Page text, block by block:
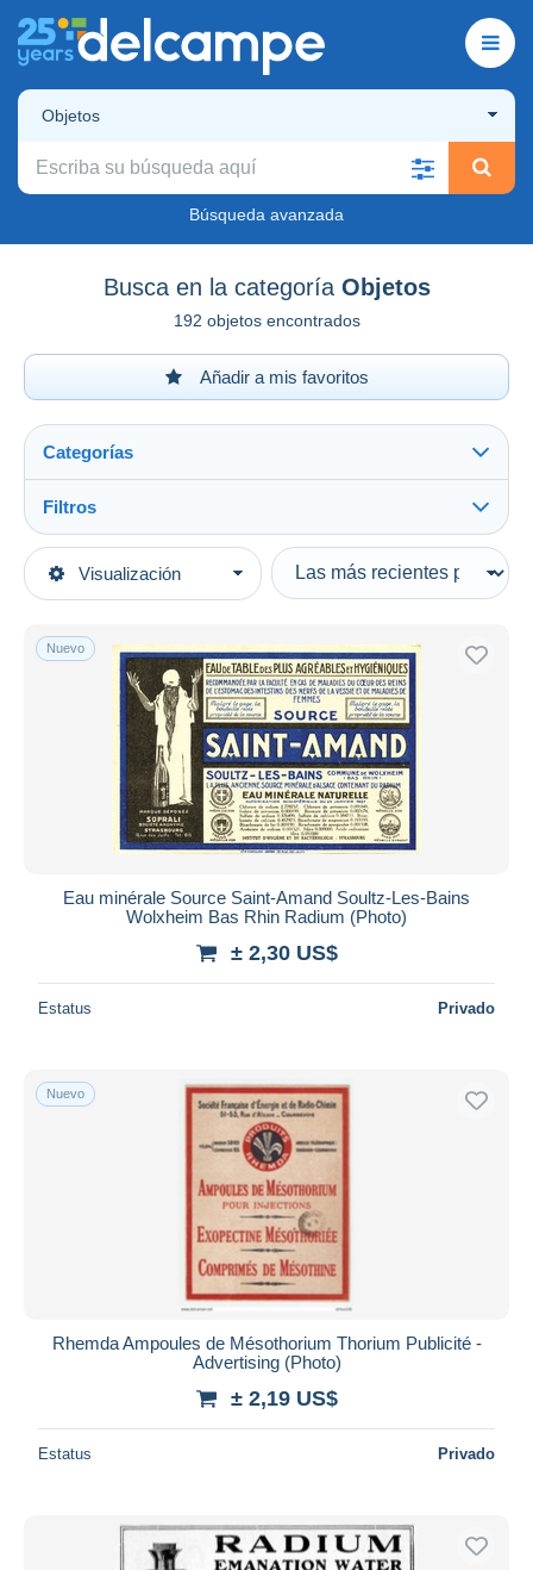
Objetos
Búsqueda avanzada
Busca en la categoría Objetos
192 objetos encontrados
Añadir a mis favoritos
Visualización
Categorías
Categorías principales
Fotos
Reproducciones
Filtros
Tipo de venta
Activas
Subasta con ofertas
Subastas sin pujas
Casa de subastas
Todas las duraciones
Cerrando dentro
Sólo con descuento
Envío gratis
Transferencia bancaria
Mastercard
Bancontact
iDeal
Maestro
Residencia del vendedor
Nuevo
Eau minérale Source Saint-Amand Soultz-Les-Bains
Wolxheim Bas Rhin Radium (Photo)
± 2,30 US$
Estatus Privado
Nuevo
Rhemda Ampoules de Mésothorium Thorium Publicité -
Advertising (Photo)
± 2,19 US$
Estatus Privado